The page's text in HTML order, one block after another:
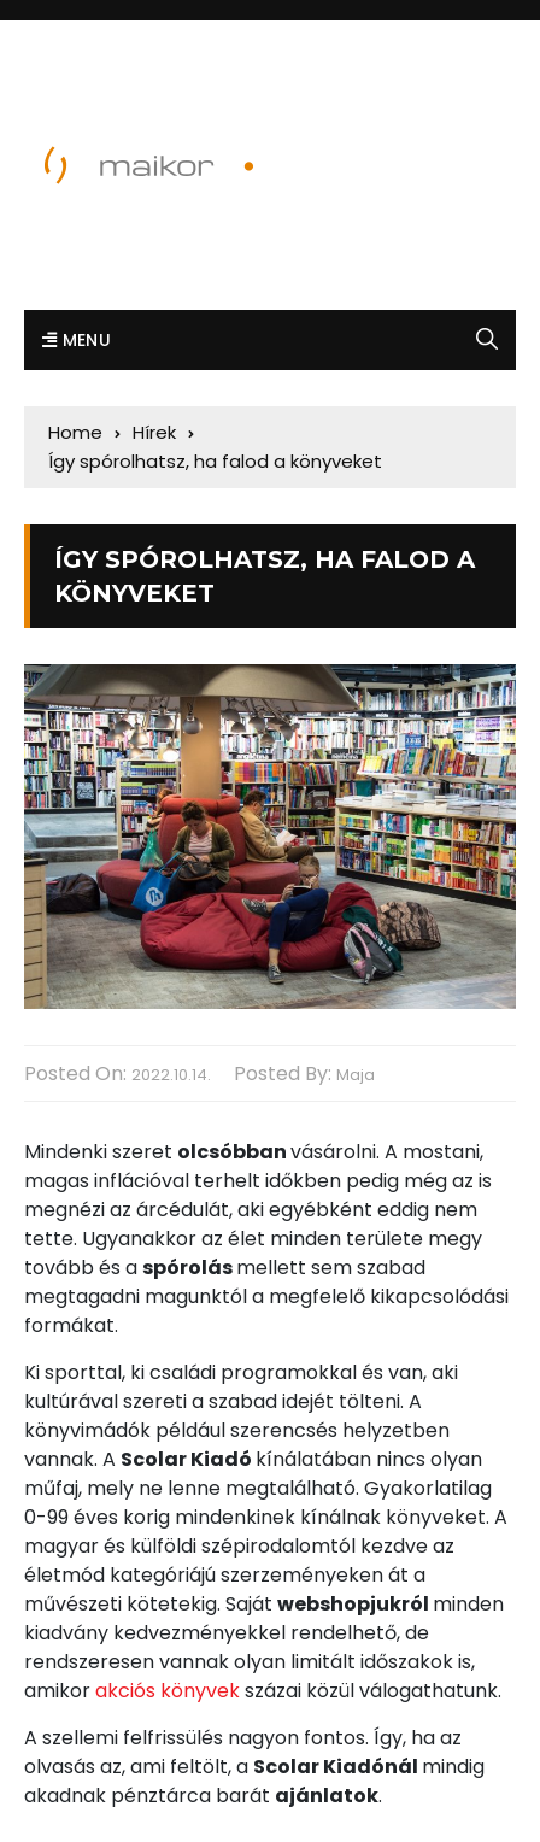
MENU
Home
Hírek
Így spórolhatsz, ha falod a könyveket
ÍGY SPÓROLHATSZ, HA FALOD A
KÖNYVEKET
Posted On: 2022.10.14. Posted By: Maja
Mindenki szeret olcsóbbanvásárolni. A mostani,
magas inflációval terhelt időkben pedig még az is
megnézi az árcédulát, aki egyébként eddig nem
tette. Ugyanakkor az élet minden területe megy
tovább és aspórolásmellett sem szabad
megtagadni magunktól a megfelelő kikapcsolódási
formákat.
Ki sporttal, ki családi programokkal és van, aki
kultúrával szereti a szabad idejét tölteni. A
könyvimádók például szerencsés helyzetben
vannak. A Scolar Kiadó kínálatában nincs olyan
műfaj, mely ne lenne megtalálható. Gyakorlatilag
0-99 éves korig mindenkinek kínálnak könyveket. A
magyar és külföldi szépirodalomtól kezdve az
életmód kategóriájú szerzeményeken át a
művészeti kötetekig. Saját webshopjukról minden
kiadvány kedvezményekkel rendelhető, de
rendszeresen vannak olyan limitált időszakok is,
amikorakciós könyvekszázai közül válogathatunk.
A szellemi felfrissülés nagyon fontos. Így, ha az
olvasás az, ami feltölt, a Scolar Kiadónál mindig
akadnak pénztárca barát ajánlatok.